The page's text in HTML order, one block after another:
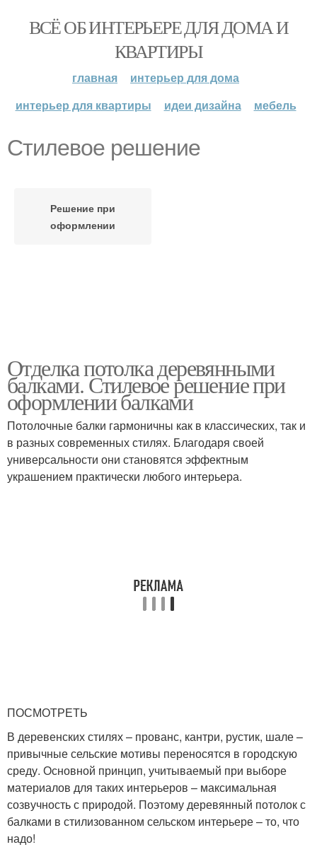
ВСЁ ОБ ИНТЕРЬЕРЕ ДЛЯ ДОМА И
КВАРТИРЫ
главная
интерьер для дома
интерьер для квартиры
идеи дизайна мебель
Стилевое решение
Решение при
оформлении
Отделка потолка деревянными
балками. Стилевое решение при
оформлении балками
Потолочные балки гармоничны как в классических, так и
в разных современных стилях. Благодаря своей
универсальности они становятся эффектным
украшением практически любого интерьера.
ПОСМОТРЕТЬ
В деревенских стилях – прованс, кантри, рустик, шале –
привычные сельские мотивы переносятся в городскую
среду. Основной принцип, учитываемый при выборе
материалов для таких интерьеров – максимальная
созвучность с природой. Поэтому деревянный потолок с
балками в стилизованном сельском интерьере – то, что
надо!